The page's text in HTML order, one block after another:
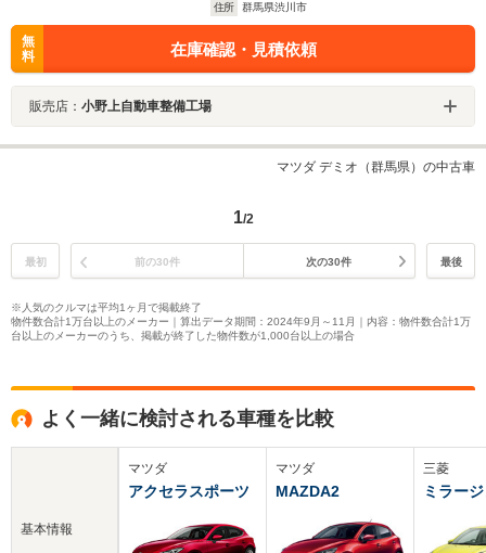
住所
群馬県渋川市
無
料
在庫確認・見積依頼
販売店： 小野上自動車整備工場
マツダ デミオ（群馬県）の中古車
1/2
最初 前の30件 次の30件 最後
※人気のクルマは平均1ヶ月で掲載終了
物件数合計1万台以上のメーカー｜算出データ期間：2024年9月～11月｜内容：物件数合計1万
台以上のメーカーのうち、掲載が終了した物件数が1,000台以上の場合
よく一緒に検討される車種を比較
基本情報
マツダ
アクセラスポーツ
マツダ
MAZDA2
三菱
ミラー